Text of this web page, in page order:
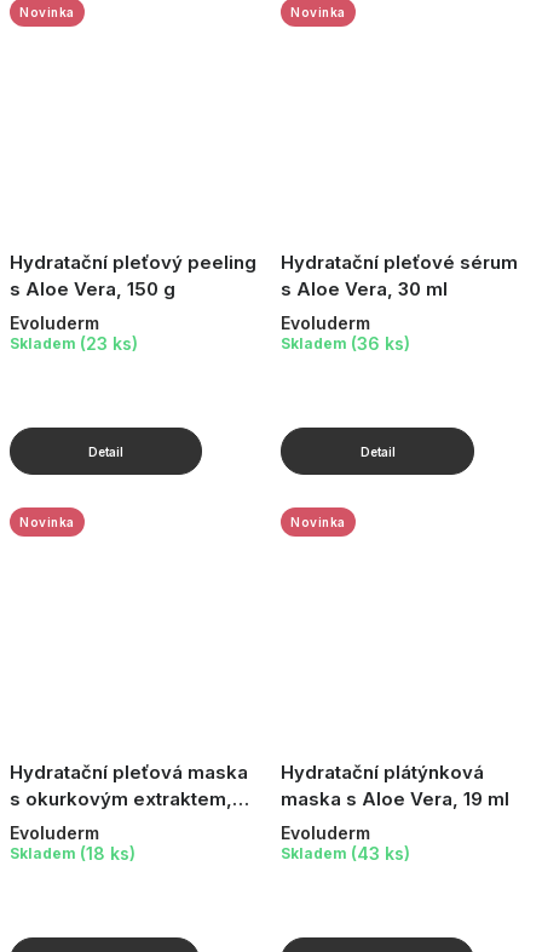
Hydratační pleťový peeling
s Aloe Vera, 150 g
Novinka
Evoluderm
Skladem (23 ks)
Hydratační pleťové sérum
s Aloe Vera, 30 ml
Novinka
Evoluderm
Skladem (36 ks)
Hydratační pleťová maska
s okurkovým extraktem,
150 g
Novinka
Evoluderm
Skladem (18 ks)
Hydratační plátýnková
maska s Aloe Vera, 19 ml
Novinka
Evoluderm
Skladem (43 ks)